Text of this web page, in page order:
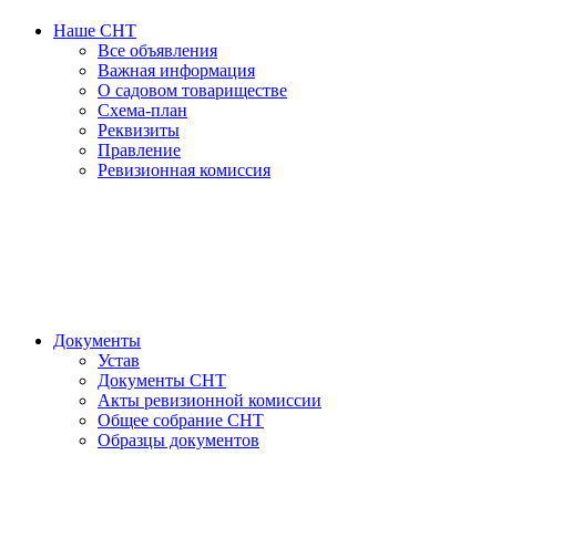
Наше СНТ
Все объявления
Важная информация
О садовом товариществе
Схема-план
Реквизиты
Правление
Ревизионная комиссия
Документы
Устав
Документы СНТ
Акты ревизионной комиссии
Общее собрание СНТ
Образцы документов